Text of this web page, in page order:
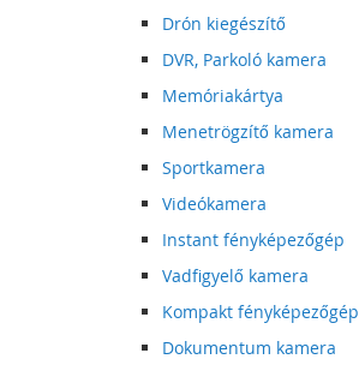
Drón kiegészítő
DVR, Parkoló kamera
Memóriakártya
Menetrögzítő kamera
Sportkamera
Videókamera
Instant fényképezőgép
Vadfigyelő kamera
Kompakt fényképezőgép
Dokumentum kamera